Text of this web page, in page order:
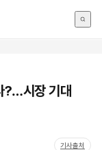
?…시장 기대
기사출처